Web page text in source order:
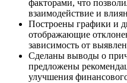
факторами, что
взаимодействие и
Построены графики и
отображающие
зависимость от
Сделаны выводы о
предложены
улучшения